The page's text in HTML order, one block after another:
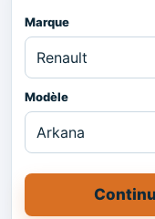
Marque
Modèle